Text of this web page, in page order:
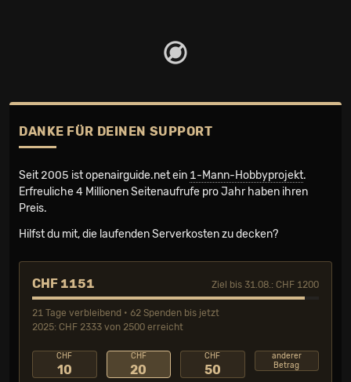
DANKE FÜR DEINEN SUPPORT
Seit 2005 ist openairguide.net ein 1-Mann-Hobbyprojekt.
Erfreuliche 4 Millionen Seiten­aufrufe pro Jahr haben ihren
Preis.
Hilfst du mit, die laufenden Serverkosten zu decken?
CHF 1151 Ziel bis 31.08.: CHF 1200
21 Tage verbleibend • 62 Spenden bis jetzt
2025: CHF 2333 von 2500 erreicht
CHF
10
CHF
20
CHF
50
anderer
Betrag